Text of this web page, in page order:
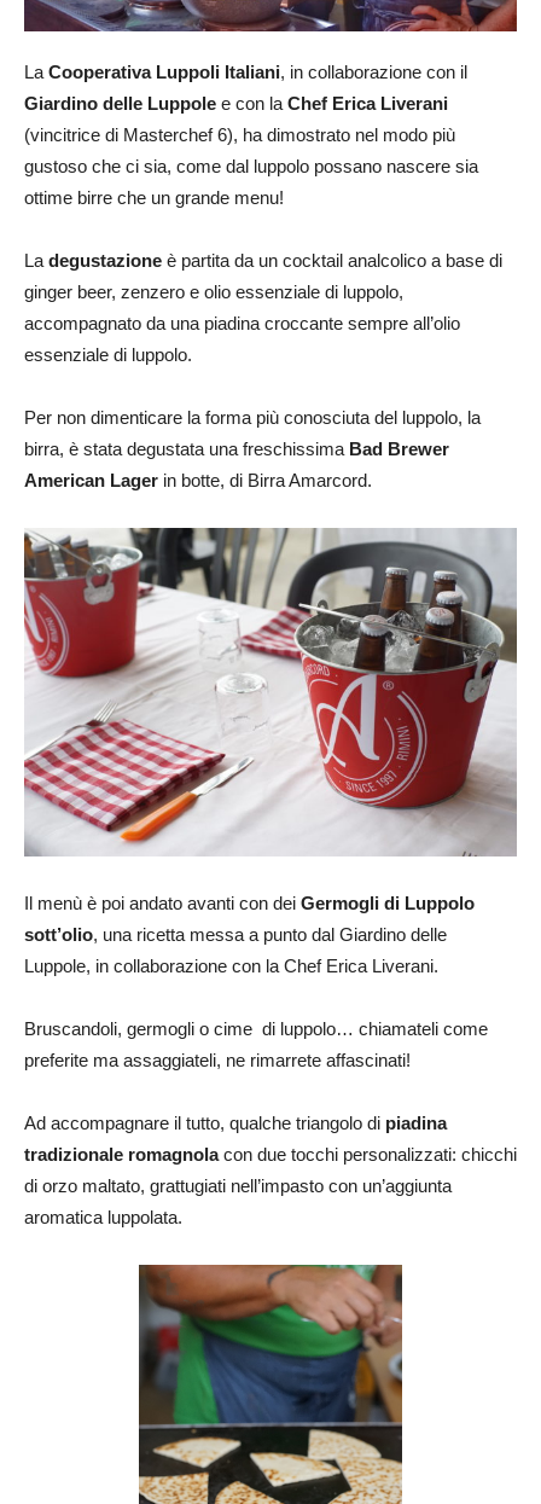
La Cooperativa Luppoli Italiani, in collaborazione con il
Giardino delle Luppole e con la Chef Erica Liverani
(vincitrice di Masterchef 6), ha dimostrato nel modo più
gustoso che ci sia, come dal luppolo possano nascere sia
ottime birre che un grande menu!
La degustazione è partita da un cocktail analcolico a base di
ginger beer, zenzero e olio essenziale di luppolo,
accompagnato da una piadina croccante sempre all’olio
essenziale di luppolo.
Per non dimenticare la forma più conosciuta del luppolo, la
birra, è stata degustata una freschissima Bad Brewer
American Lager in botte, di Birra Amarcord.
Il menù è poi andato avanti con dei Germogli di Luppolo
sott’olio, una ricetta messa a punto dal Giardino delle
Luppole, in collaborazione con la Chef Erica Liverani.
Bruscandoli, germogli o cime di luppolo… chiamateli come
preferite ma assaggiateli, ne rimarrete affascinati!
Ad accompagnare il tutto, qualche triangolo di piadina
tradizionale romagnolacon due tocchi personalizzati: chicchi
di orzo maltato, grattugiati nell’impasto con un’aggiunta
aromatica luppolata.